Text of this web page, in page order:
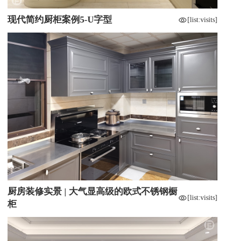
现代简约厨柜案例5-U字型 [list:visits]
厨房装修实景 | 大气显高级的欧式不锈钢橱
柜
[list:visits]